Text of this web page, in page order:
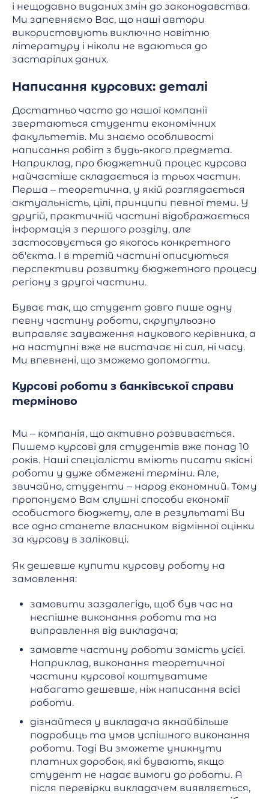
і нещодавно виданих змін до законодавства.
Ми запевняємо Вас, що наші автори
використовують виключно новітню
літературу і ніколи не вдаються до
застарілих даних.
Написання курсових: деталі
Достатньо часто до нашої компанії
звертаються студенти економічних
факультетів. Ми знаємо особливості
написання робіт з будь-якого предмета.
Наприклад, про бюджетний процес курсова
найчастіше складається із трьох частин.
Перша – теоретична, у якій розглядається
актуальність, цілі, принципи певної теми. У
другій, практичній частині відображається
інформація з першого розділу, але
застосовується до якогось конкретного
об'єкта. І в третій частині описуються
перспективи розвитку бюджетного процесу
регіону з другої частини.
Буває так, що студент довго пише одну
певну частину роботи, скрупульозно
виправляє зауваження наукового керівника, а
на наступні вже не вистачає ні сил, ні часу.
Ми впевнені, що зможемо допомогти.
Курсові роботи з банківської справи
терміново
Ми – компанія, що активно розвивається.
Пишемо курсові для студентів вже понад 10
років. Наші спеціалісти вміють писати якісні
роботи у дуже обмежені терміни. Але,
звичайно, студенти – народ економний. Тому
пропонуємо Вам слушні способи економії
особистого бюджету, але в результаті Ви
все одно станете власником відмінної оцінки
за курсову в заліковці.
Як дешевше купити курсову роботу на
замовлення:
замовити заздалегідь, щоб був час на
неспішне виконання роботи та на
виправлення від викладача;
замовте частину роботи замість усієї.
Наприклад, виконання теоретичної
частини курсової коштуватиме
набагато дешевше, ніж написання всієї
роботи.
дізнайтеся у викладача якнайбільше
подробиць та умов успішного виконання
роботи. Тоді Ви зможете уникнути
платних доробок, які бувають, якщо
студент не надає вимоги до роботи. А
після перевірки викладачем виявляється,